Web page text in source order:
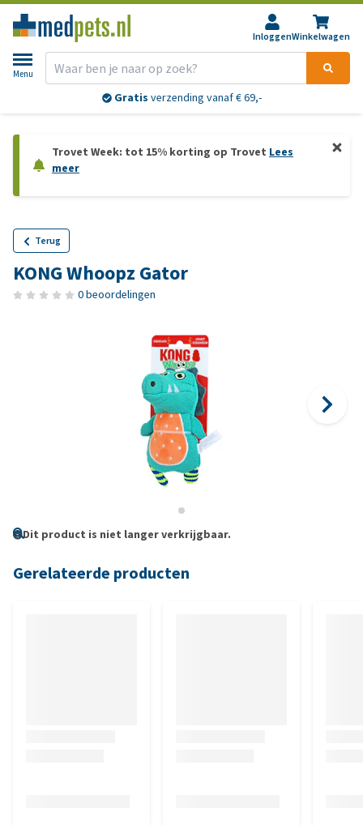
InloggenWinkelwagen
Menu
Gratis verzending vanaf € 69,-
Trovet Week: tot 15% korting op Trovet Lees
meer
Terug
KONG Whoopz Gator
0 beoordelingen
Dit product is niet langer verkrijgbaar.
Gerelateerde producten